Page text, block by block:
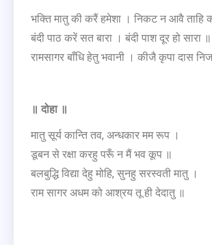
भक्ति मातु की करैं हमेशा । निकट न आवै
बंदी पाठ करें सत बारा । बंदी पाश दूर हो सारा
रामसागर बाँधि हेतु भवानी । कीजै कृपा दास
॥ दोहा ॥
मातु सूर्य कान्ति तव, अन्धकार मम रूप ।
डूबन से रक्षा करहु परूँ न मैं भव कूप ॥
बलबुद्धि विद्या देहु मोहि, सुनहु सरस्वती मातु ।
राम सागर अधम को आश्रय तू ही देदातु ॥